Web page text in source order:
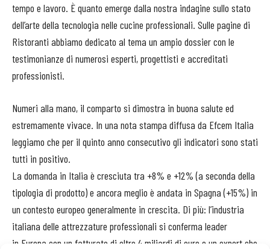
tempo e lavoro. È quanto emerge dalla nostra indagine sullo stato
dell’arte della tecnologia nelle cucine professionali. Sulle pagine di
Ristoranti abbiamo dedicato al tema un ampio dossier con le
testimonianze di numerosi esperti, progettisti e accreditati
professionisti.
Numeri alla mano, il comparto si dimostra in buona salute ed
estremamente vivace. In una nota stampa diffusa da Efcem Italia
leggiamo che per il quinto anno consecutivo gli indicatori sono stati
tutti in positivo.
La domanda in Italia è cresciuta tra +8% e +12% (a seconda della
tipologia di prodotto) e ancora meglio è andata in Spagna (+15%) in
un contesto europeo generalmente in crescita. Di più: l’industria
italiana delle attrezzature professionali si conferma leader
in Europa con un fatturato di oltre 4 miliardi di euro e un export che